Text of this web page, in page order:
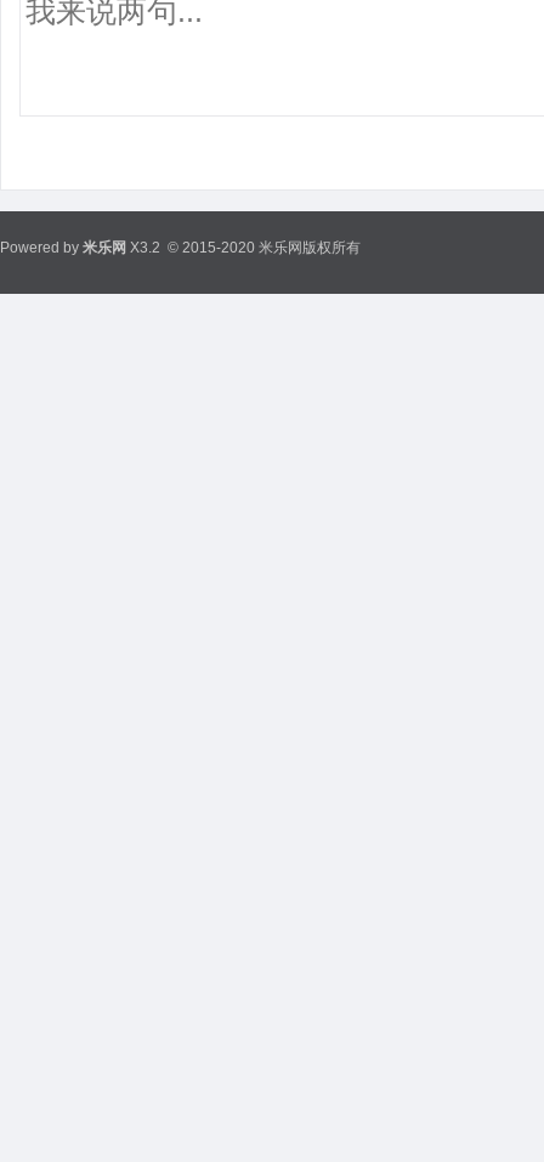
Powered by 米乐网 X3.2 © 2015-2020 米乐网版权所有